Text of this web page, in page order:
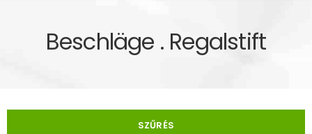
Beschläge . Regalstift
SZŰRÉS